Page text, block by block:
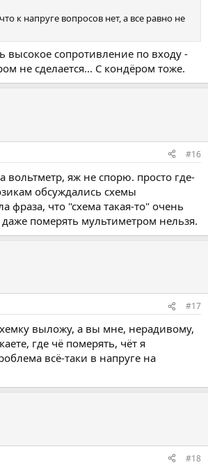
к напруге вопросов нет, а все равно не
высокое сопротивление по входу -
не сделается... С кондёром тоже.
#16
вольтметр, яж не спорю. просто где-
обсуждались схемы
фраза, что "схема такая-то" очень
померять мультиметром нельзя.
#17
выложу, а вы мне, нерадивому,
где чё померять, чёт я
всё-таки в напруге на
#18